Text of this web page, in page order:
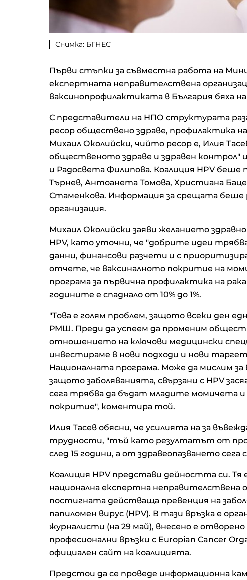
Снимка: БГНЕС
Първи стъпки за съвместна работа на
експертната неправителствена
ваксинопрофилактиката в България бяха
С представители на НПО структурата
ресор обществено здраве, профилактика
Михаил Околийски, чийто ресор е, Илия
общественото здраве и здравен контрол"
и Радосвета Филипова. Коалиция HPV беше
Търнев, Антоанета Томова, Христиана
Стаменкова. Информация за срещата
организация.
Михаил Околийски заяви желанието
HPV, като уточни, че "добрите идеи
данни, финансови разчети и с
отчете, че ваксиналното покритие на
програма за първична профилактика на
годините е спаднало от 10% до 1%.
"Това е голям проблем, защото всеки ден
РМШ. Преди да успеем да променим
отношението на ключови медицински
инвестираме в нови подходи и нови
Националната програма. Може да мислим
защото заболяванията, свързани с HPV
сега трябва да бъдат младите момичета и
покритие", коментира той.
Илия Тасев обясни, че усилията на за
трудности, "тъй като резултатът от
след 15 години, а от здравеопазването
Коалиция HPV представи дейността си. Тя
национална експертна неправителствена
постигната действаща превенция на
папиломен вирус (HPV). В тази връзка е
журналисти (на 29 май), внесено е
професионални връзки с Europian Cancer
официален сайт на коалицията.
Предстои да се проведе информационна